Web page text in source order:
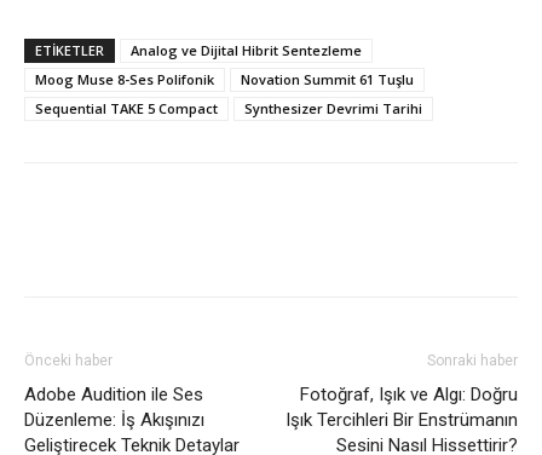
ETİKETLER
Analog ve Dijital Hibrit Sentezleme
Moog Muse 8-Ses Polifonik
Novation Summit 61 Tuşlu
Sequential TAKE 5 Compact
Synthesizer Devrimi Tarihi
Önceki haber
Adobe Audition ile Ses
Düzenleme: İş Akışınızı
Geliştirecek Teknik Detaylar
Sonraki haber
Fotoğraf, Işık ve Algı: Doğru
Işık Tercihleri Bir Enstrümanın
Sesini Nasıl Hissettirir?